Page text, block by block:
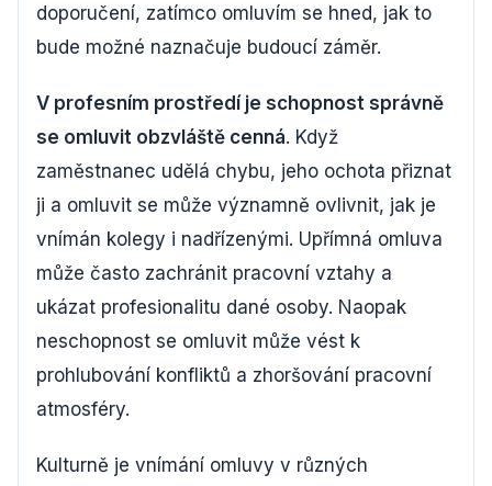
doporučení, zatímco omluvím se hned, jak to
bude možné naznačuje budoucí záměr.
V profesním prostředí je schopnost správně
se omluvit obzvláště cenná. Když
zaměstnanec udělá chybu, jeho ochota přiznat
ji a omluvit se může významně ovlivnit, jak je
vnímán kolegy i nadřízenými. Upřímná omluva
může často zachránit pracovní vztahy a
ukázat profesionalitu dané osoby. Naopak
neschopnost se omluvit může vést k
prohlubování konfliktů a zhoršování pracovní
atmosféry.
Kulturně je vnímání omluvy v různých